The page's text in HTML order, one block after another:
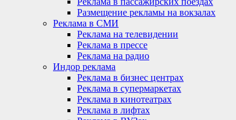
Размещение рекламы на вокзалах
Реклама в СМИ
Реклама на телевидении
Реклама в прессе
Реклама на радио
Индор реклама
Реклама в бизнес центрах
Реклама в супермаркетах
Реклама в кинотеатрах
Реклама в лифтах